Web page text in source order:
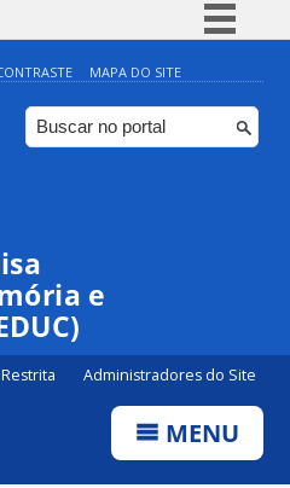
Simplifique!
Comunica BR
Participe
MAPA DO SITE
e
Administradores do Site
MENU